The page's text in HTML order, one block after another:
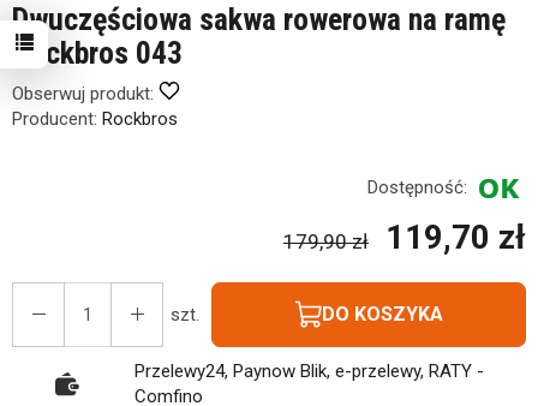
Dwuczęściowa sakwa rowerowa na ramę
Rockbros 043
Obserwuj produkt:
Producent: Rockbros
Dostępność:
179,90 zł 119,70 zł
szt. DO KOSZYKA
Przelewy24, Paynow Blik, e-przelewy, RATY -
Comfino